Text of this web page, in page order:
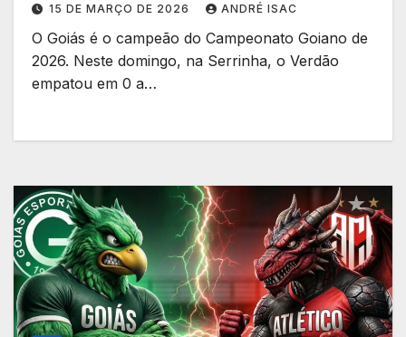
15 DE MARÇO DE 2026 ANDRÉ ISAC
O Goiás é o campeão do Campeonato Goiano de
2026. Neste domingo, na Serrinha, o Verdão
empatou em 0 a…